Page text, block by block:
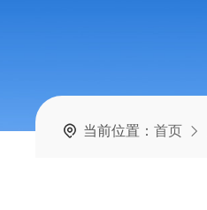
当前位置：首页